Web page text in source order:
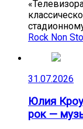
Rock Non
31.07.2026
Юлия
рок —